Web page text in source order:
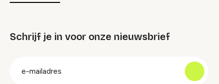
Schrijf je in voor onze nieuwsbrief